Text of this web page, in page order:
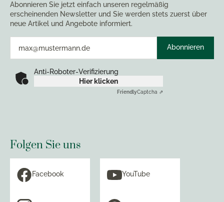
Abonnieren Sie jetzt einfach unseren regelmäßig
erscheinenden Newsletter und Sie werden stets zuerst über
neue Artikel und Angebote informiert.
Abonnieren
Anti-Roboter-Verifizierung
Hier klicken
FriendlyCaptcha ⇗
Folgen Sie uns
Facebook YouTube